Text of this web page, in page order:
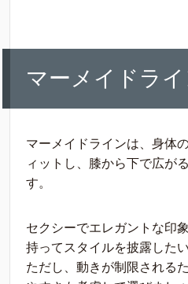
マーメイドライ
マーメイドラインは、身体
ィットし、膝から下で広が
す。
セクシーでエレガントな印
持ってスタイルを披露した
ただし、動きが制限される